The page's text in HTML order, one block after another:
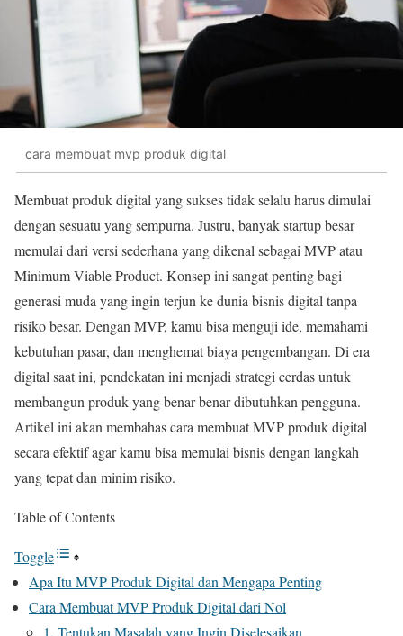
cara membuat mvp produk digital
Membuat produk digital yang sukses tidak selalu harus dimulai
dengan sesuatu yang sempurna. Justru, banyak startup besar
memulai dari versi sederhana yang dikenal sebagai MVP atau
Minimum Viable Product. Konsep ini sangat penting bagi
generasi muda yang ingin terjun ke dunia bisnis digital tanpa
risiko besar. Dengan MVP, kamu bisa menguji ide, memahami
kebutuhan pasar, dan menghemat biaya pengembangan. Di era
digital saat ini, pendekatan ini menjadi strategi cerdas untuk
membangun produk yang benar-benar dibutuhkan pengguna.
Artikel ini akan membahas cara membuat MVP produk digital
secara efektif agar kamu bisa memulai bisnis dengan langkah
yang tepat dan minim risiko.
Table of Contents
Toggle
Apa Itu MVP Produk Digital dan Mengapa Penting
Cara Membuat MVP Produk Digital dari Nol
1. Tentukan Masalah yang Ingin Diselesaikan